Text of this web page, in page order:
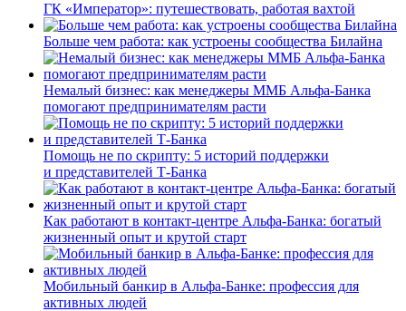
ГК «Император»: путешествовать, работая вахтой
Больше чем работа: как устроены сообщества Билайна
Немалый бизнес: как менеджеры ММБ Альфа-Банка
помогают предпринимателям расти
Помощь не по скрипту: 5 историй поддержки
и представителей Т-Банка
Как работают в контакт-центре Альфа-Банка: богатый
жизненный опыт и крутой старт
Мобильный банкир в Альфа-Банке: профессия для
активных людей